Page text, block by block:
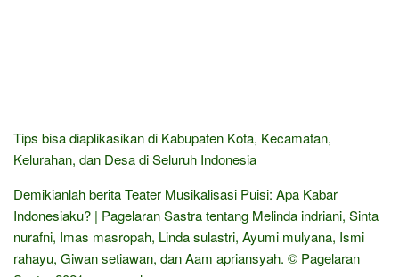
Tips bisa diaplikasikan di Kabupaten Kota, Kecamatan,
Kelurahan, dan Desa di Seluruh Indonesia
Demikianlah berita Teater Musikalisasi Puisi: Apa Kabar
Indonesiaku? | Pagelaran Sastra tentang Melinda indriani, Sinta
nurafni, Imas masropah, Linda sulastri, Ayumi mulyana, Ismi
rahayu, Giwan setiawan, dan Aam apriansyah. © Pagelaran